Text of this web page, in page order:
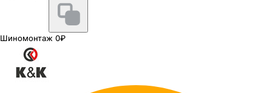
Шиномонтаж 0₽